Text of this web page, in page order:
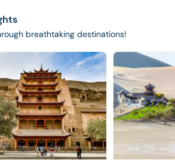
breathtaking destinations!